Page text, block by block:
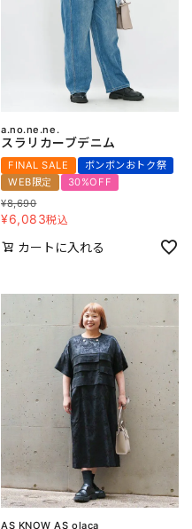
a.no.ne.ne.
スラリカーブデニム
FINAL SALE
ボンボンおトク祭
WEB限定
30%OFF
¥8,690
¥6,083税込
カートに入れる
AS KNOW AS olaca